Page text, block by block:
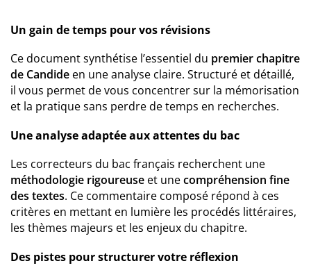
Un gain de temps pour vos révisions
Ce document synthétise l’essentiel du premier chapitre
de Candide en une analyse claire. Structuré et détaillé,
il vous permet de vous concentrer sur la mémorisation
et la pratique sans perdre de temps en recherches.
Une analyse adaptée aux attentes du bac
Les correcteurs du bac français recherchent une
méthodologie rigoureuse et unecompréhension fine
des textes. Ce commentaire composé répond à ces
critères en mettant en lumière les procédés littéraires,
les thèmes majeurs et les enjeux du chapitre.
Des pistes pour structurer votre réflexion